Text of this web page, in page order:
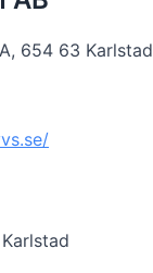
654 63 Karlstad